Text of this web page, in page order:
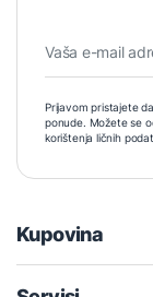
Prijavom pristajete
ponude. Možete se
korištenja ličnih
Kupovina